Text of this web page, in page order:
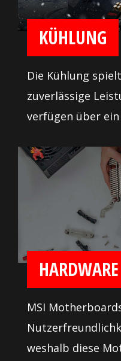
KÜHLUNG
Die Kühlung
zuverlässige
verfügen über
Genug
Optionen, um
Kühlung deines
HARDWARE
MSI
weshalb diese